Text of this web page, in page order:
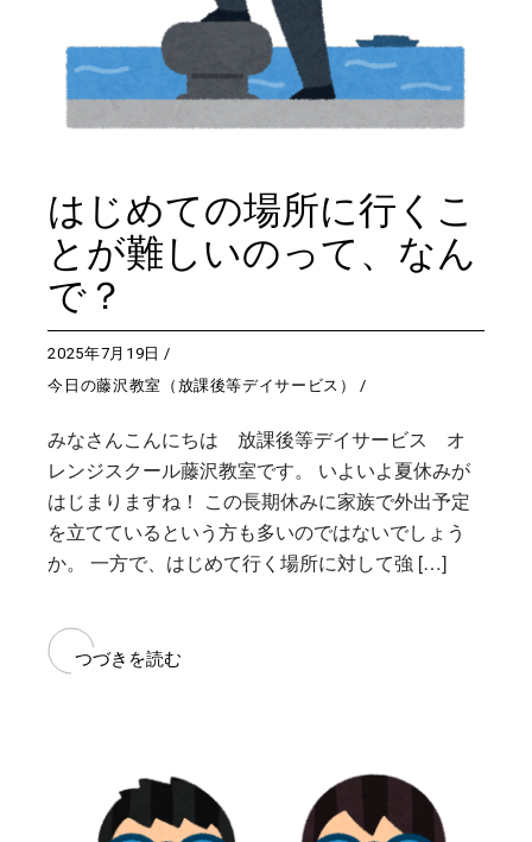
はじめての場所に行くこ
とが難しいのって、なん
で？
2025年7月19日
今日の藤沢教室（放課後等デイサービス）
みなさんこんにちは 放課後等デイサービス オ
レンジスクール藤沢教室です。 いよいよ夏休みが
はじまりますね！ この長期休みに家族で外出予定
を立てているという方も多いのではないでしょう
か。 一方で、はじめて行く場所に対して強 […]
つづきを読む